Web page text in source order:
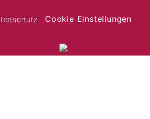
Cookie Einstellungen